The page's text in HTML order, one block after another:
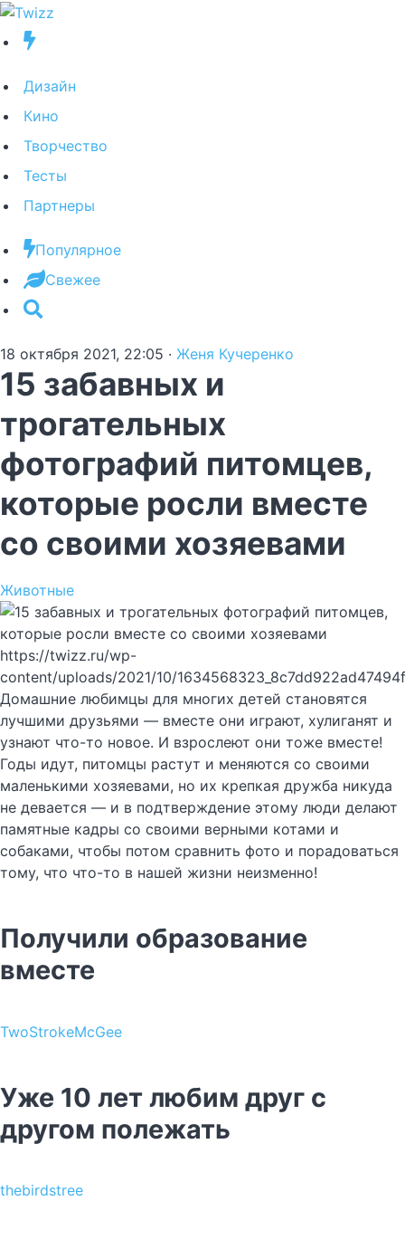
Дизайн
Кино
Творчество
Тесты
Партнеры
Популярное
Свежее
18 октября 2021, 22:05 · Женя Кучеренко
15 забавных и
трогательных
фотографий питомцев,
которые росли вместе
со своими хозяевами
Животные
https://twizz.ru/wp-
content/uploads/2021/10/
Домашние любимцы для многих детей становятся
лучшими друзьями — вместе они играют, хулиганят и
узнают что-то новое. И взрослеют они тоже вместе!
Годы идут, питомцы растут и меняются со своими
маленькими хозяевами, но их крепкая дружба никуда
не девается — и в подтверждение этому люди делают
памятные кадры со своими верными котами и
собаками, чтобы потом сравнить фото и порадоваться
тому, что что-то в нашей жизни неизменно!
Получили образование
вместе
TwoStrokeMcGee
Уже 10 лет любим друг с
другом полежать
thebirdstree